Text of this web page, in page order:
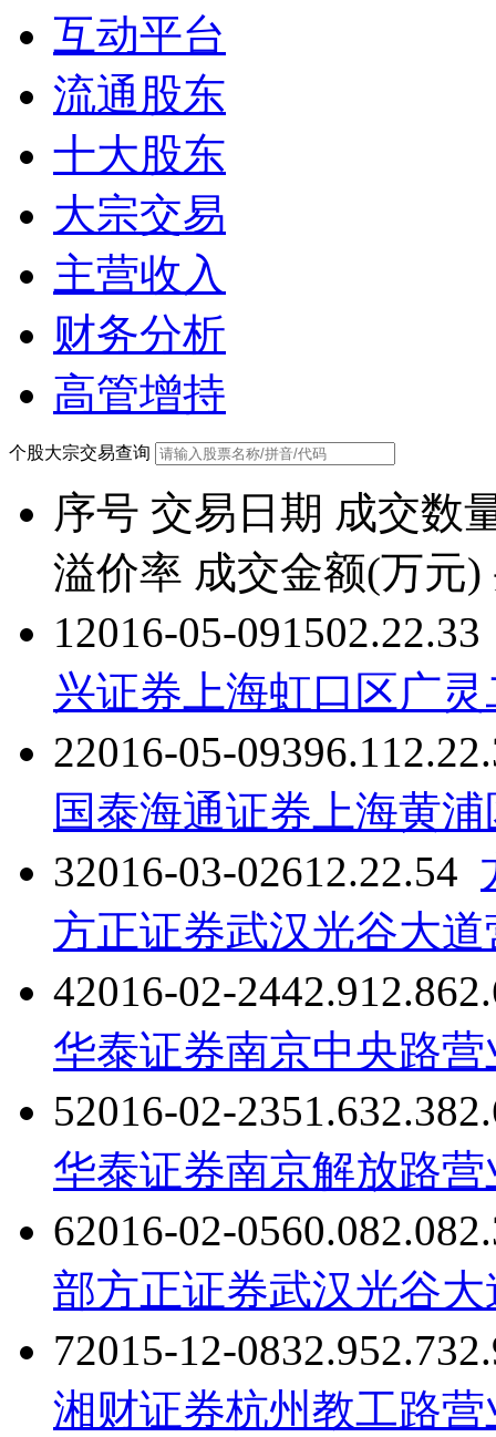
互动平台
流通股东
十大股东
大宗交易
主营收入
财务分析
高管增持
个股大宗交易查询
序号 交易日期 成交数
溢价率 成交金额(万元)
12016-05-091502.22.33
兴证券上海虹口区广
22016-05-09396.112.2
国泰海通证券上海黄
32016-03-02612.22.54
方正证券武汉光谷大
42016-02-2442.912.86
华泰证券南京中央路营
52016-02-2351.632.38
华泰证券南京解放路营
62016-02-0560.082.08
部方正证券武汉光谷
72015-12-0832.952.73
湘财证券杭州教工路营